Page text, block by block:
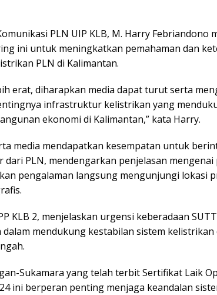
PLN UIP KLB, M. Harry Febriandono
ini untuk meningkatkan pemahaman dan
PLN di Kalimantan.
erat, diharapkan media dapat turut serta
infrastruktur kelistrikan yang
ekonomi di Kalimantan,” kata Harry.
media mendapatkan kesempatan untuk
dari PLN, mendengarkan penjelasan
pengalaman langsung mengunjungi lokasi
KLB 2, menjelaskan urgensi keberadaan
dalam mendukung kestabilan sistem kelistrikan
Sukamara yang telah terbit Sertifikat Laik
ini berperan penting menjaga keandalan